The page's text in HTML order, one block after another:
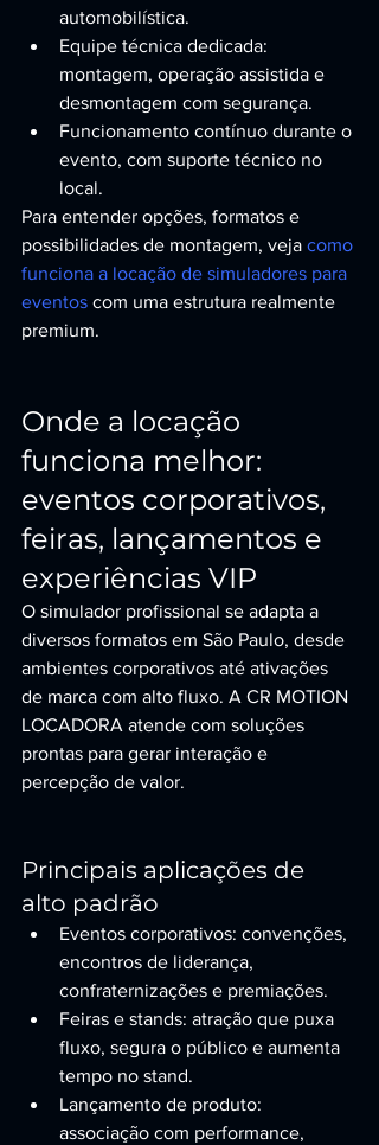
automobilística.
Equipe técnica dedicada:
montagem, operação assistida e
desmontagem com segurança.
Funcionamento contínuo durante o
evento, com suporte técnico no
local.
Para entender opções, formatos e
possibilidades de montagem, veja como
funciona a locação de simuladores para
eventos com uma estrutura realmente
premium.
Onde a locação
funciona melhor:
eventos corporativos,
feiras, lançamentos e
experiências VIP
O simulador profissional se adapta a
diversos formatos em São Paulo, desde
ambientes corporativos até ativações
de marca com alto fluxo. A CR MOTION
LOCADORA atende com soluções
prontas para gerar interação e
percepção de valor.
Principais aplicações de
alto padrão
Eventos corporativos: convenções,
encontros de liderança,
confraternizações e premiações.
Feiras e stands: atração que puxa
fluxo, segura o público e aumenta
tempo no stand.
Lançamento de produto:
associação com performance,